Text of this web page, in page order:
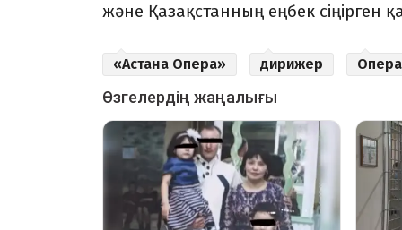
және Қазақстанның еңбек сіңірген
«Астана Опера» дирижер